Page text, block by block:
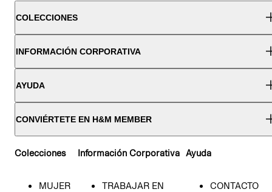
COLECCIONES
INFORMACIÓN CORPORATIVA
AYUDA
CONVIÉRTETE EN H&M MEMBER
Colecciones
MUJER
Información Corporativa
TRABAJAR EN
Ayuda
CONTACTO